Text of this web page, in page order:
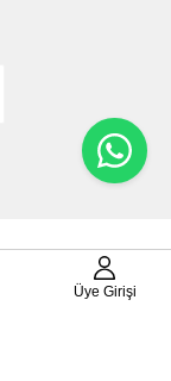
Üye Girişi